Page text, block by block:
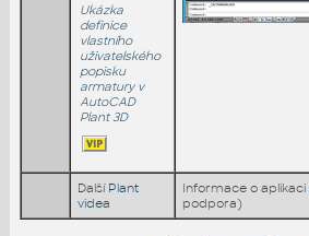
Ukázka
definice
vlastního
uživatelského
popisku
armatury v
AutoCAD
Plant 3D
Další Plant
videa
Informace o aplikaci
podpora)